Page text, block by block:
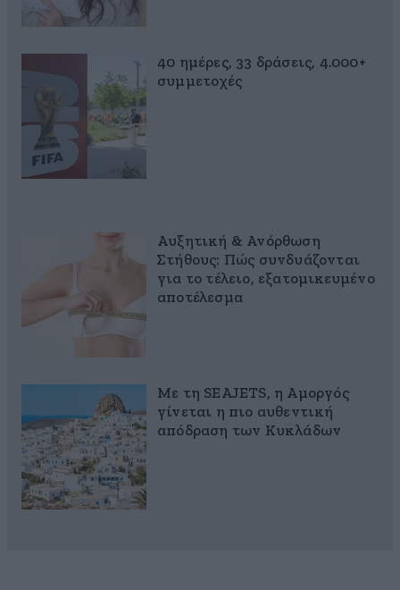
40 ημέρες, 33 δράσεις, 4.000+
συμμετοχές
Αυξητική & Ανόρθωση
Στήθους: Πώς συνδυάζονται
για το τέλειο, εξατομικευμένο
αποτέλεσμα
Με τη SEAJETS, η Αμοργός
γίνεται η πιο αυθεντική
απόδραση των Κυκλάδων